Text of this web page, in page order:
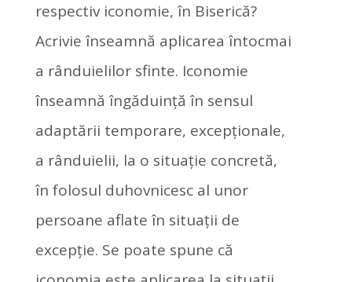
respectiv iconomie, în Biserică?
Acrivie înseamnă aplicarea întocmai
a rânduielilor sfinte. Iconomie
înseamnă îngăduinţă în sensul
adaptării temporare, excepţionale,
a rânduielii, la o situaţie concretă,
în folosul duhovnicesc al unor
persoane aflate în situaţii de
excepţie. Se poate spune că